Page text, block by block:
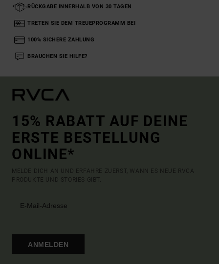
RÜCKGABE INNERHALB VON 30 TAGEN
TRETEN SIE DEM TREUEPROGRAMM BEI
100% SICHERE ZAHLUNG
BRAUCHEN SIE HILFE?
15% RABATT AUF DEINE
ERSTE BESTELLUNG
ONLINE*
MELDE DICH AN UND ERFAHRE ZUERST, WANN ES NEUE RVCA
PRODUKTE UND STORIES GIBT.
ANMELDEN